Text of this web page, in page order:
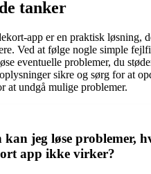
tanker
app er en praktisk løsning,
Ved at følge nogle simple
eventuelle problemer, du
sikre og sørg for at
at undgå mulige problemer.
jeg løse problemer,
app ikke virker?